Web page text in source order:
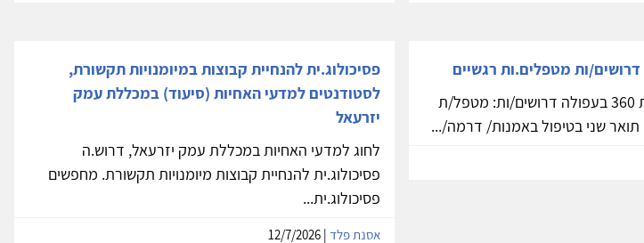
הצטרפו אלינו! לתוכנית 360 בעפולה דרושים/ות: מטפל/ת
תואר שני בטיפול באמנות/ דרמה/...
פסיכולוג.ית להנחיית קבוצות במיומנויות תקשורת,
לסטודנטים למדעי האחיות (סיעוד) במכללת עמק
יזרעאל
לחוג למדעי האחיות במכללת עמק יזרעאל, דרוש.ה
פסיכולוג.ית להנחיית קבוצות מיומנויות תקשורת. מחפשים
פסיכולוג.ית...
אסנת פלד | 12/7/2026